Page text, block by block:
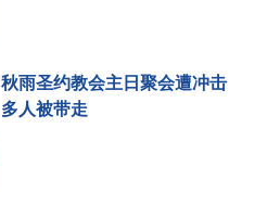
秋雨圣约教会主日聚会遭冲击
多人被带走